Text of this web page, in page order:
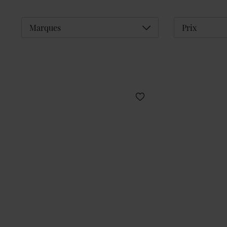
Marques Déplier Prix